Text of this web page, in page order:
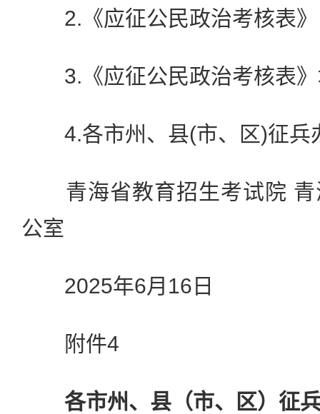
2.《应征公民政治考核表》
3.《应征公民政治考核表》
4.各市州、县(市、区)征兵
青海省教育招生考试院 青
公室
2025年6月16日
附件4
各市州、县（市、区）征